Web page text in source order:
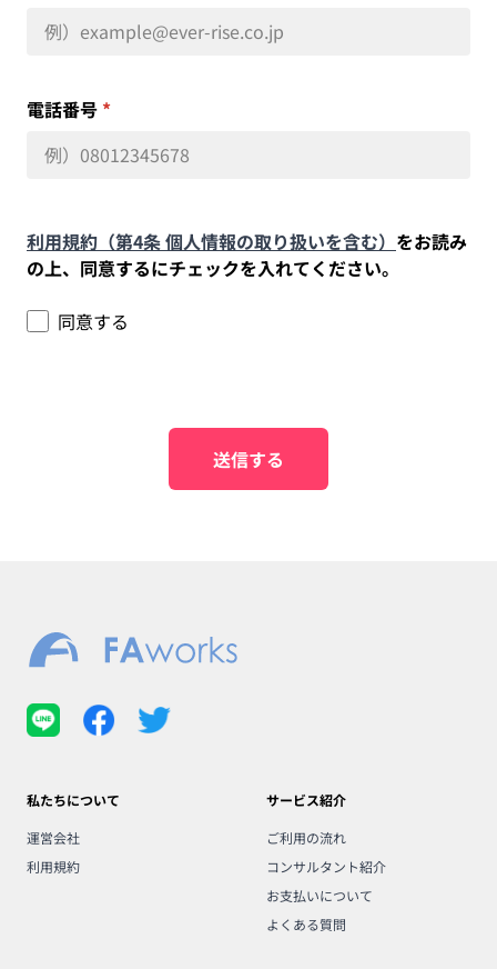
電話番号 *
利用規約（第4条 個人情報の取り扱いを含む） をお読み
の上、同意するにチェックを入れてください。
同意する
送信する
私たちについて
運営会社
利用規約
サービス紹介
ご利用の流れ
コンサルタント紹介
お支払いについて
よくある質問